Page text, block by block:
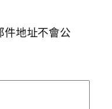
地址不會公